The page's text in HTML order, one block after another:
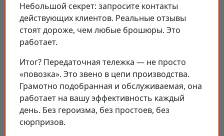
Небольшой секрет: запросите контакты
действующих клиентов. Реальные отзывы
стоят дороже, чем любые брошюры. Это
работает.
Итог? Передаточная тележка — не просто
«повозка». Это звено в цепи производства.
Грамотно подобранная и обслуживаемая, она
работает на вашу эффективность каждый
день. Без героизма, без простоев, без
сюрпризов.